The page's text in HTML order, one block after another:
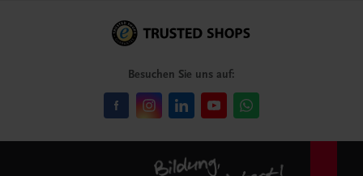
Besuchen Sie uns auf: